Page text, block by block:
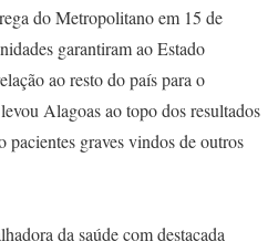
do Metropolitano em 15 de
garantiram ao Estado
ao resto do país para o
Alagoas ao topo dos resultados
pacientes graves vindos de outros
da saúde com destacada